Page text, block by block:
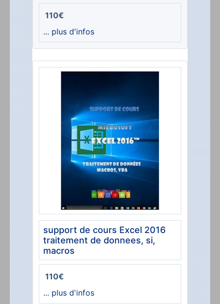
110€
... plus d'infos
support de cours Excel 2016
traitement de donnees, si,
macros
110€
... plus d'infos